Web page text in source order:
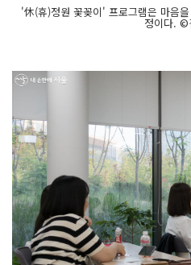
'休(휴)정원 꽃꽂이' 프로그램은 마음
정이다. ©